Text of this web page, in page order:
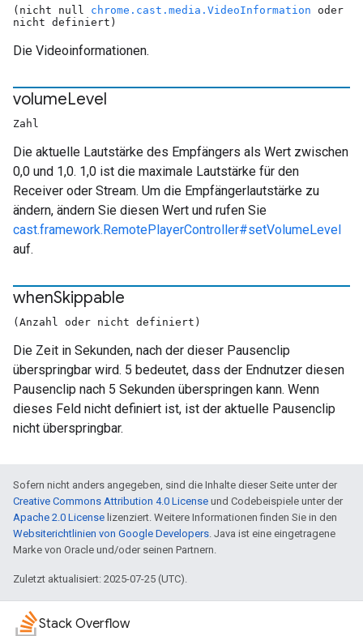
(nicht null chrome.cast.media.VideoInformation oder
nicht definiert)
Die Videoinformationen.
volumeLevel
Zahl
Die aktuelle Lautstärke des Empfängers als Wert zwischen
0,0 und 1,0. 1,0 ist die maximale Lautstärke für den
Receiver oder Stream. Um die Empfängerlautstärke zu
ändern, ändern Sie diesen Wert und rufen Sie
cast.framework.RemotePlayerController#setVolumeLevel
auf.
whenSkippable
(Anzahl oder nicht definiert)
Die Zeit in Sekunden, nach der dieser Pausenclip
überspringbar wird. 5 bedeutet, dass der Endnutzer diesen
Pausenclip nach 5 Sekunden überspringen kann. Wenn
dieses Feld nicht definiert ist, ist der aktuelle Pausenclip
nicht überspringbar.
Sofern nicht anders angegeben, sind die Inhalte dieser Seite unter der
Creative Commons Attribution 4.0 License und Codebeispiele unter der
Apache 2.0 License lizenziert. Weitere Informationen finden Sie in den
Websiterichtlinien von Google Developers. Java ist eine eingetragene
Marke von Oracle und/oder seinen Partnern.
Zuletzt aktualisiert: 2025-07-25 (UTC).
Stack Overflow